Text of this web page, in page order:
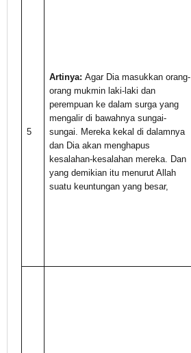
5
Artinya: Agar Dia masukkan orang-
orang mukmin laki-laki dan
perempuan ke dalam surga yang
mengalir di bawahnya sungai-
sungai. Mereka kekal di dalamnya
dan Dia akan menghapus
kesalahan-kesalahan mereka. Dan
yang demikian itu menurut Allah
suatu keuntungan yang besar,